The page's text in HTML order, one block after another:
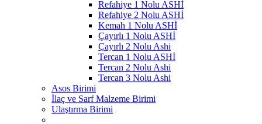
Refahiye 1 Nolu ASHİ
Refahiye 2 Nolu ASHİ
Kemah 1 Nolu ASHİ
Çayırlı 1 Nolu ASHİ
Çayırlı 2 Nolu Ashi
Tercan 1 Nolu ASHİ
Tercan 2 Nolu Ashi
Tercan 3 Nolu Ashi
Asos Birimi
İlaç ve Sarf Malzeme Birimi
Ulaştırma Birimi